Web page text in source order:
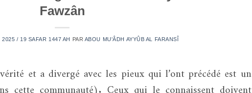
Fawzân
2025 / 19 SAFAR 1447 AH PAR ABOU MU'ÂDH AYYÛB AL FARANSÎ